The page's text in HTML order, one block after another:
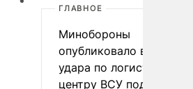
ГЛАВНОЕ
Минобороны
опубликовало видео
удара по
центру ВСУ под Киевом